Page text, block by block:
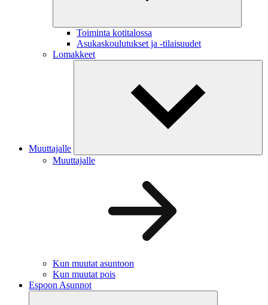
Toiminta kotitalossa
Asukaskoulutukset ja -tilaisuudet
Lomakkeet
Muuttajalle
Muuttajalle
Kun muutat asuntoon
Kun muutat pois
Espoon Asunnot